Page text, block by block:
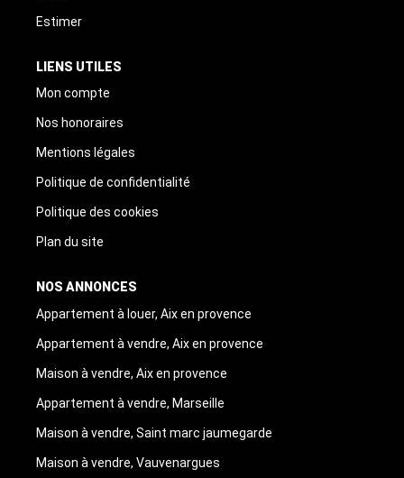
Estimer
LIENS UTILES
Mon compte
Nos honoraires
Mentions légales
Politique de confidentialité
Politique des cookies
Plan du site
NOS ANNONCES
Appartement à louer, Aix en provence
Appartement à vendre, Aix en provence
Maison à vendre, Aix en provence
Appartement à vendre, Marseille
Maison à vendre, Saint marc jaumegarde
Maison à vendre, Vauvenargues